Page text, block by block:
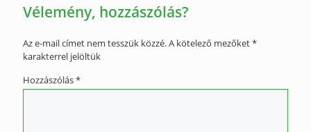
Vélemény, hozzászólás?
Az e-mail címet nem tesszük közzé.A kötelező mezőket*
karakterrel jelöltük
Hozzászólás*